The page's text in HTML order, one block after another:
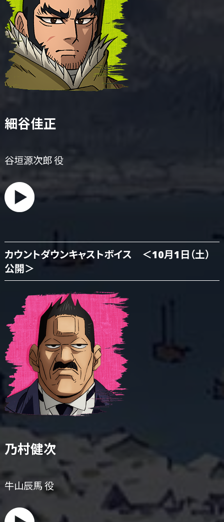
細谷佳正
谷垣源次郎 役
カウントダウンキャストボイス ＜10月1日（土）
公開＞
乃村健次
牛山辰馬 役